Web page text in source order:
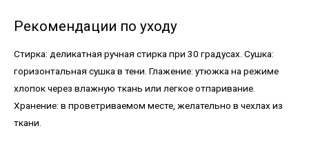
Рекомендации по уходу
Стирка: деликатная ручная стирка при 30 градусах. Сушка:
горизонтальная сушка в тени. Глажение: утюжка на режиме
хлопок через влажную ткань или легкое отпаривание.
Хранение: в проветриваемом месте, желательно в чехлах из
ткани.